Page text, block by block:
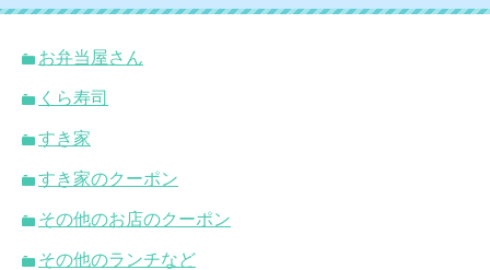
お弁当屋さん
くら寿司
すき家
すき家のクーポン
その他のお店のクーポン
その他のランチなど